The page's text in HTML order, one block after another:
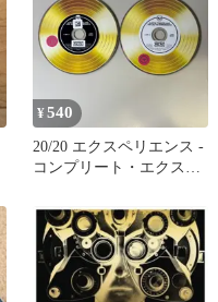
¥540
20/20 エクスペリエンス -
コンプリート・エクスペ
ン・ティンバーレイク／
2枚組